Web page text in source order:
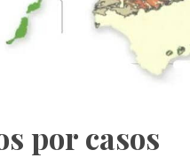
por casos